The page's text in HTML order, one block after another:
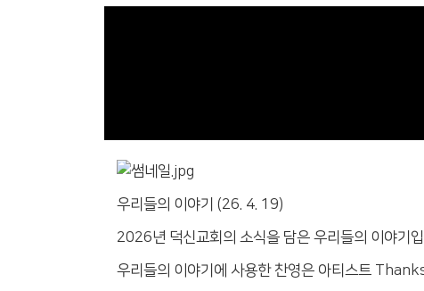
우리들의 이야기 (26. 4. 19)
2026년 덕신교회의 소식을 담은 우리들의 이야기
우리들의 이야기에 사용한 찬영은 아티스트